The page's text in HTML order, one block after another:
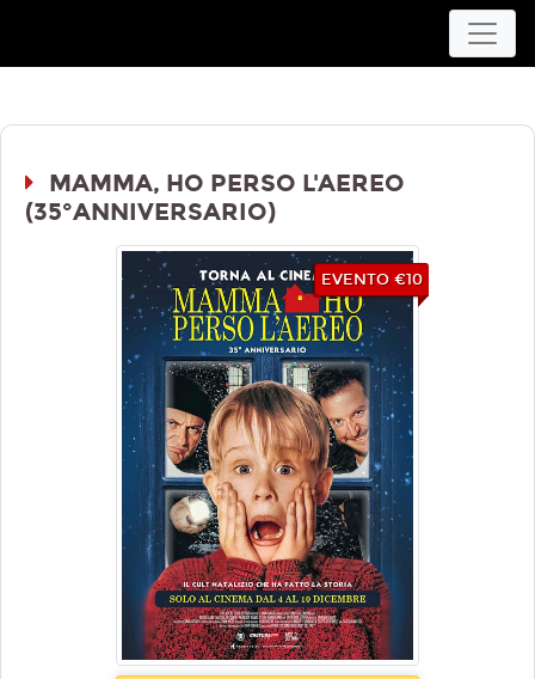
MAMMA, HO PERSO L'AEREO
(35°ANNIVERSARIO)
EVENTO €10